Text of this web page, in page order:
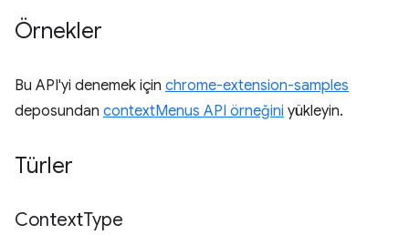
Örnekler
Bu API'yi denemek için chrome-extension-samples
deposundan contextMenus API örneğini yükleyin.
Türler
ContextType